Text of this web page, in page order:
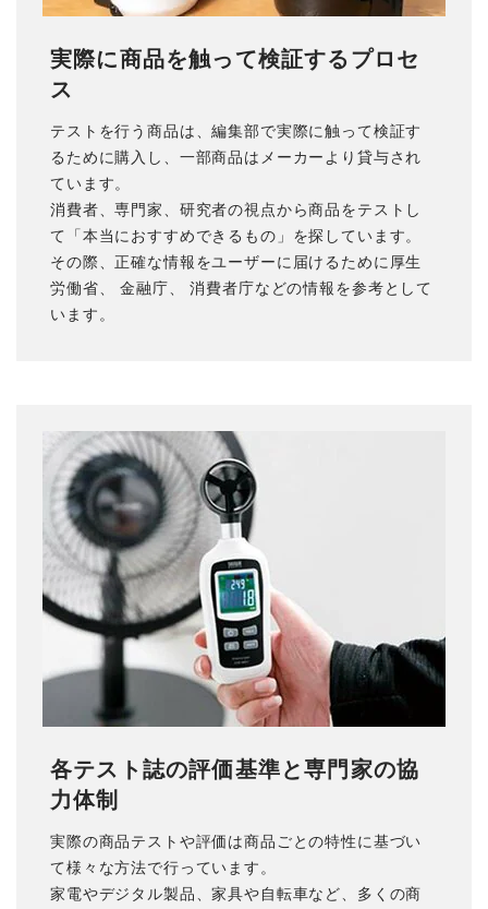
実際に商品を触って検証するプロセ
ス
テストを行う商品は、編集部で実際に触って検証す
るために購入し、一部商品はメーカーより貸与され
ています。
消費者、専門家、研究者の視点から商品をテストし
て「本当におすすめできるもの」を探しています。
その際、正確な情報をユーザーに届けるために 厚生
労働省 、金融庁 、消費者庁などの情報を参考として
います。
各テスト誌の評価基準と専門家の協
力体制
実際の商品テストや評価は商品ごとの特性に基づい
て様々な方法で行っています。
家電やデジタル製品、家具や自転車など、多くの商